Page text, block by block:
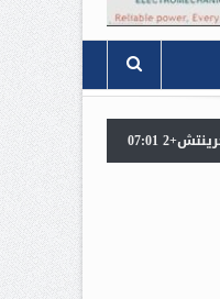
(19492) بالتعاون مع شركة بوتاجاسكو
07:01